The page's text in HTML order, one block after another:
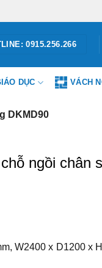
0915.256.266
DỤC VÁCH
DKMD90
ngồi chân
W2400 x D1200 x